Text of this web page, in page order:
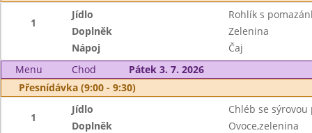
1
Jídlo
Rohlík s
Doplněk
Zelenina
Nápoj
Čaj
Menu
Chod
Pátek 3. 7. 2026
Přesnídávka (9:00 - 9:30)
1
Jídlo
Chléb se
Doplněk
Ovoce,zelenina